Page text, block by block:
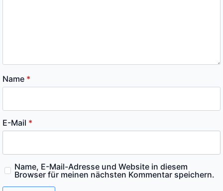
Name *
E-Mail *
Name, E-Mail-Adresse und Website in diesem
Browser für meinen nächsten Kommentar speichern.